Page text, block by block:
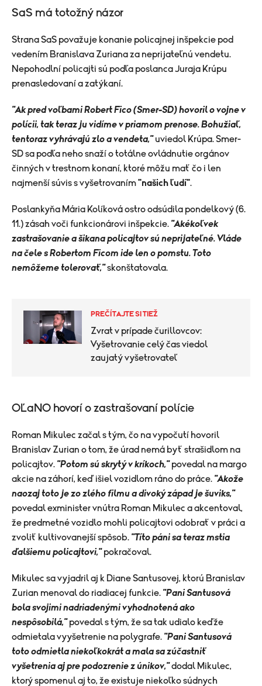
SaS má totožný názor
Strana SaS považuje konanie policajnej inšpekcie pod
vedením Branislava Zuriana za neprijateľnú vendetu.
Nepohodlní policajti sú podľa poslanca Juraja Krúpu
prenasledovaní a zatýkaní.
"Ak pred voľbami Robert Fico (Smer-SD) hovoril o vojne v
polícii, tak teraz ju vidíme v priamom prenose. Bohužiaľ,
tentoraz vyhrávajú zlo a vendeta," uviedol Krúpa. Smer-
SD sa podľa neho snaží o totálne ovládnutie orgánov
činných v trestnom konaní, ktoré môžu mať čo i len
najmenší súvis s vyšetrovaním"našich ľudí".
Poslankyňa Mária Kolíková ostro odsúdila pondelkový (6.
11.) zásah voči funkcionárovi inšpekcie. "Akékoľvek
zastrašovanie a šikana policajtov sú neprijateľné. Vláde
na čele s Robertom Ficom ide len o pomstu. Toto
nemôžeme tolerovať,"skonštatovala.
PREČÍTAJTE SI TIEŽ
Zvrat v prípade čurillovcov:
Vyšetrovanie celý čas viedol
zaujatý vyšetrovateľ
OĽaNO hovorí o zastrašovaní polície
Roman Mikulec začal s tým, čo na vypočutí hovoril
Branislav Zurian o tom, že úrad nemá byť strašidlom na
policajtov. "Potom sú skrytý v kríkoch,"povedal na margo
akcie na záhorí, keď išiel vozidlom ráno do práce. "Akože
naozaj toto je zo zlého filmu a divoký západ je šuviks,"
povedal exminister vnútra Roman Mikulec a akcentoval,
že predmetné vozidlo mohli policajtovi odobrať v práci a
zvoliť kultivovanejší spôsob. "Títo páni sa teraz mstia
ďalšiemu policajtovi,"pokračoval.
Mikulec sa vyjadril aj k Diane Santusovej, ktorú Branislav
Zurian menoval do riadiacej funkcie. "Pani Santusová
bola svojimi nadriadenými vyhodnotená ako
nespôsobilá,"povedal s tým, že sa tak udialo keďže
odmietala vyyšetrenie na polygrafe. "Pani Santusová
toto odmietla niekoľkokrát a mala sa zúčastniť
vyšetrenia aj pre podozrenie z únikov,"dodal Mikulec,
ktorý spomenul aj to, že existuje niekoľko súdnych